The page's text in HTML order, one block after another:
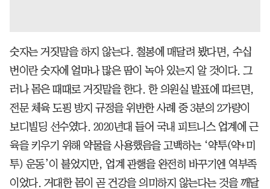
숫자는 거짓말을 하지 않는다. 철봉에 매달려 봤다면, 수십
번이란 숫자에 얼마나 많은 땀이 녹아 있는지 알 것이다. 그
러나 몸은 때때로 거짓말을 한다. 한 의원실 발표에 따르면,
전문 체육 도핑 방지 규정을 위반한 사례 중 3분의 2가량이
보디빌딩 선수였다. 2020년대 들어 국내 피트니스 업계에 근
육을 키우기 위해 약물을 사용했음을 고백하는 ‘약투(약+미
투) 운동’이 불었지만, 업계 관행을 완전히 바꾸기엔 역부족
이었다. 거대한 몸이 곧 건강을 의미하지 않는다는 것을 깨달